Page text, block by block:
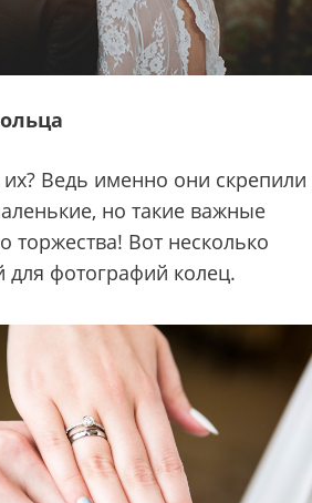
их? Ведь именно они скрепили
но такие важные
торжества! Вот несколько
для фотографий колец.